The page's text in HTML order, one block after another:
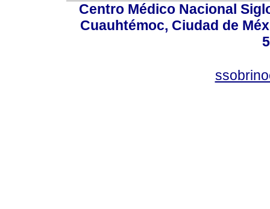
Centro Médico Nacional
Cuauhtémoc, Ciudad de